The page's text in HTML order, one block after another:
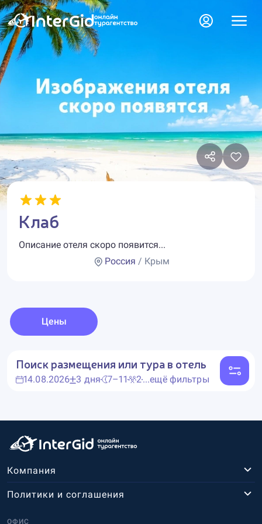
Клаб
Описание отеля скоро появится...
Россия / Крым
Цены
Поиск размещения или тура в отель
14.08.2026 3 дня 7–11 2...ещё фильтры
Компания
ОФИС
Политики и соглашения